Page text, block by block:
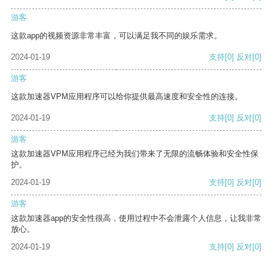
游客
这款app的视频资源非常丰富，可以满足我不同的娱乐需求。
2024-01-19 支持[0] 反对[0]
游客
这款加速器VPM应用程序可以给你提供最高速度和安全性的连接。
2024-01-19 支持[0] 反对[0]
游客
这款加速器VPM应用程序已经为我们带来了无限的流畅体验和安全性保
护。
2024-01-19
支持[0] 反对[0]
游客
这款加速器app的安全性很高，使用过程中不会泄露个人信息，让我非常
放心。
2024-01-19
支持[0] 反对[0]